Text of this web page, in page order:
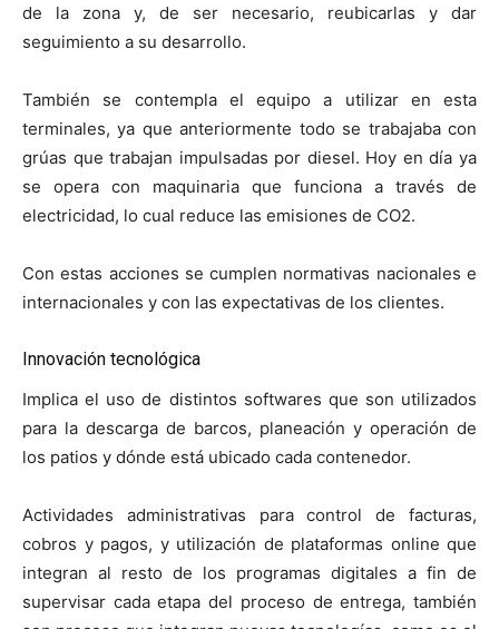
de la zona y, de ser necesario, reubicarlas y dar
seguimiento a su desarrollo.
También se contempla el equipo a utilizar en esta
terminales, ya que anteriormente todo se trabajaba con
grúas que trabajan impulsadas por diesel. Hoy en día ya
se opera con maquinaria que funciona a través de
electricidad, lo cual reduce las emisiones de CO2.
Con estas acciones se cumplen normativas nacionales e
internacionales y con las expectativas de los clientes.
Innovación tecnológica
Implica el uso de distintos softwares que son utilizados
para la descarga de barcos, planeación y operación de
los patios y dónde está ubicado cada contenedor.
Actividades administrativas para control de facturas,
cobros y pagos, y utilización de plataformas online que
integran al resto de los programas digitales a fin de
supervisar cada etapa del proceso de entrega, también